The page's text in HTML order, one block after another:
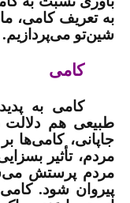
به تعریف کامی،
شین‌تو می‌پردازیم.
کامی
کامی به
طبیعی هم دلالت
جاپانی، کامی‌ها
مردم، تأثیر
مردم پرستش
پیروان شود.